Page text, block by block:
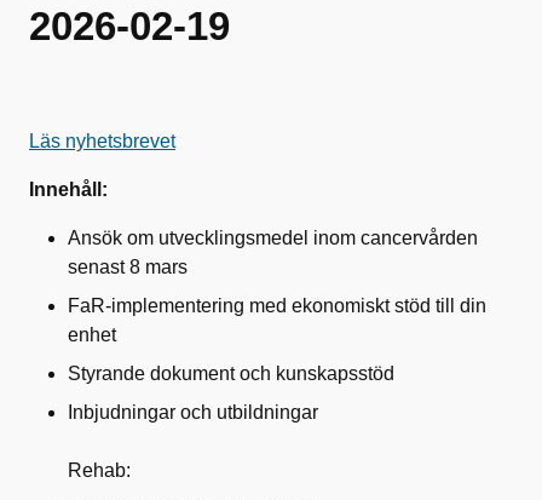
2026-02-19
Läs nyhetsbrevet
Innehåll:
Ansök om utvecklingsmedel inom cancervården
senast 8 mars
FaR-implementering med ekonomiskt stöd till din
enhet
Styrande dokument och kunskapsstöd
Inbjudningar och utbildningar
Rehab: